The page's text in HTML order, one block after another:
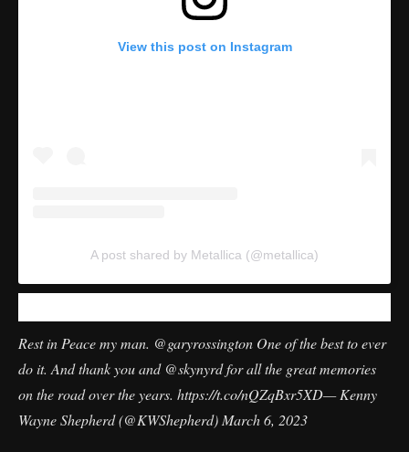
View this post on Instagram
A post shared by Metallica (@metallica)
Rest in Peace my man. @garyrossington One of the best to ever
do it. And thank you and @skynyrdfor all the great memories
on the road over the years. https://t.co/nQZqBxr5XD— Kenny
Wayne Shepherd (@KWShepherd)March 6, 2023